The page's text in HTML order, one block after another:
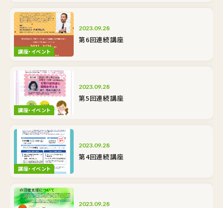
講座・イベント
2023.09.28
第6回連続講座
講座・イベント
2023.09.28
第5回連続講座
講座・イベント
2023.09.28
第4回連続講座
2023.09.28